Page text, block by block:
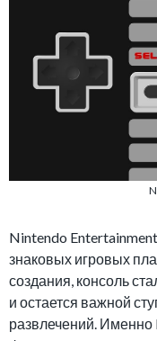
Nintendo
знаковых игровых
создания, консоль
и остается важной
развлечений.